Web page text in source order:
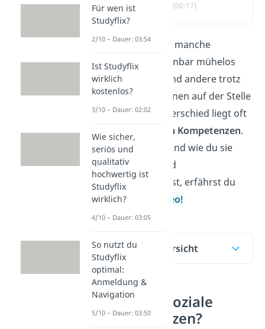
(00:17)
Warum machen manche
Menschen scheinbar mühelos
Karriere, während andere trotz
Top-Qualifikationen auf der Stelle
treten? Der Unterschied liegt oft
in ihren
sozialen Kompetenzen.
Welche es gibt und wie du sie
hervorhebst und
weiterentwickelst, erfährst du
hier und im
Video!
Inhaltsübersicht
Was sind soziale
Kompetenzen?
Für wen ist
Studyflix?
2/10 – Dauer: 03:54
Ist Studyflix
wirklich
kostenlos?
3/10 – Dauer: 02:02
Wie sicher,
seriös und
qualitativ
hochwertig ist
Studyflix
wirklich?
4/10 – Dauer: 03:05
So nutzt du
Studyflix
optimal:
Anmeldung &
Navigation
5/10 – Dauer: 03:50